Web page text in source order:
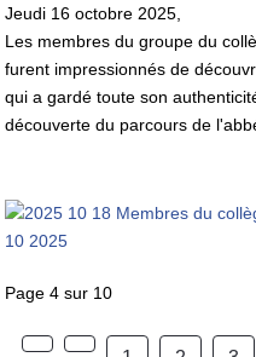
Jeudi 16 octobre 2025,
Les membres du groupe du
furent impressionnés de
qui a gardé toute son
découverte du parcours de
Page 4 sur 10